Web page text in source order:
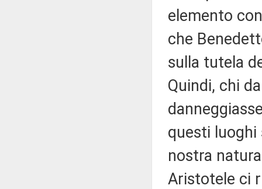
elemento
che
sulla tutela
Quindi, chi
questi
nostra
Aristotele ci